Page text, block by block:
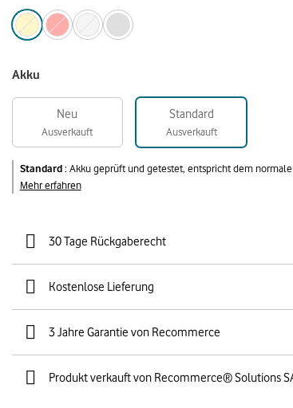
Akku
Neu
Ausverkauft
Standard
Ausverkauft
Standard: Akku geprüft und getestet, entspricht dem
Mehr erfahren
30 Tage Rückgaberecht
Kostenlose Lieferung
3 Jahre Garantie von Recommerce
Produkt verkauft von Recommerce® Solutions